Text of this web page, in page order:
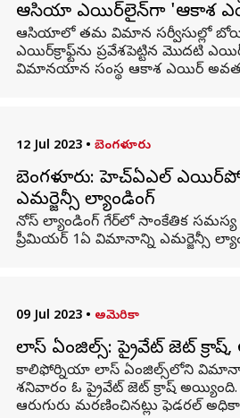
ఆసియా ఎయిర్‌లైన్‌గా 'ఆకాశ
ఆసియాలో తమ విమాన సర్వీసుల్లో
ఎయిర్‌క్రాఫ్ట్‌ను ప్రవేశపెట్టిన మొదటి
విమానయాన సంస్థ ఆకాశ ఎయిర్
12 Jul 2023 • బెంగళూరు
బెంగళూరు: హెచ్ఏఎల్
ఎమర్జెన్సీ ల్యాండింగ్
నోస్ ల్యాండింగ్ గేర్‌లో సాంకేతిక సమస్య
ప్రీమియర్ 1ఏ విమానాన్ని ఎమర్జెన్సీ
09 Jul 2023 • అమెరికా
లాస్ ఏంజిల్స్: ప్రైవేట్ జెట్ క్రాష్,
కాలిఫోర్నియా లాస్ ఏంజిల్స్‌లోని
శనివారం ఓ ప్రైవేట్ జెట్ క్రాష్
ఆరుగురు మరణించినట్లు ఫెడరల్